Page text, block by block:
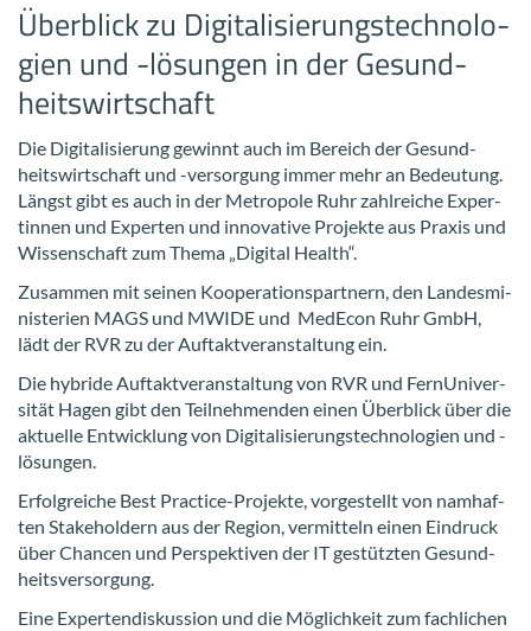
Über­blick zu Di­gi­ta­li­sie­rungs­tech­no­lo­
gien und -​lösungen in der Ge­sund­
heits­wirt­schaft
Die Di­gi­ta­li­sie­rung ge­winnt auch im Be­reich der Ge­sund­
heits­wirt­schaft und -​versorgung immer mehr an Be­deu­tung.
Längst gibt es auch in der Me­tro­po­le Ruhr zahl­rei­che Ex­per­
tin­nen und Ex­per­ten und in­no­va­ti­ve Pro­jek­te aus Pra­xis und
Wis­sen­schaft zum Thema „Di­gi­tal Health“.
Zu­sam­men mit sei­nen Ko­ope­ra­ti­ons­part­nern, den Lan­des­mi­
nis­te­ri­en MAGS und MWIDE und Me­dE­con Ruhr GmbH,
lädt der RVR zu der Auf­takt­ver­an­stal­tung ein.
Die hy­bri­de Auf­takt­ver­an­stal­tung von RVR und Fern­Uni­ver­
si­tät Hagen gibt den Teil­neh­men­den einen Über­blick über die
ak­tu­el­le Ent­wick­lung von Di­gi­ta­li­sie­rungs­tech­no­lo­gien und -​
lösungen.
Er­folg­rei­che Best Practice-​Projekte, vor­ge­stellt von nam­haf­
ten Sta­ke­hol­dern aus der Re­gi­on, ver­mit­teln einen Ein­druck
über Chan­cen und Per­spek­ti­ven der IT ge­stütz­ten Ge­sund­
heits­ver­sor­gung.
Eine Ex­per­ten­dis­kus­si­on und die Mög­lich­keit zum fach­li­chen